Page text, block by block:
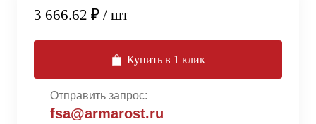
3 666.62 ₽ / шт
Купить в 1 клик
Отправить запрос:
fsa@armarost.ru